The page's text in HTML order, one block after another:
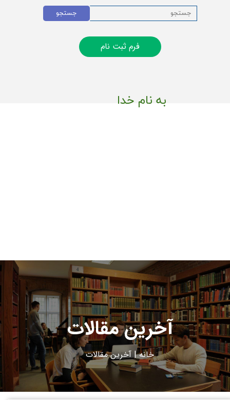
فرم ثبت نام
جستجو
به نام خدا
آخرین مقالات
خانه|آخرین مقالات